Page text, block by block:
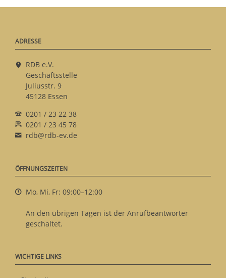
ADRESSE
RDB e.V.
Geschäftsstelle
Juliusstr. 9
45128 Essen
0201 / 23 22 38
0201 / 23 45 78
rdb@rdb-ev.de
ÖFFNUNGSZEITEN
Mo, Mi, Fr: 09:00–12:00
An den übrigen Tagen ist der Anrufbeantworter
geschaltet.
WICHTIGE LINKS